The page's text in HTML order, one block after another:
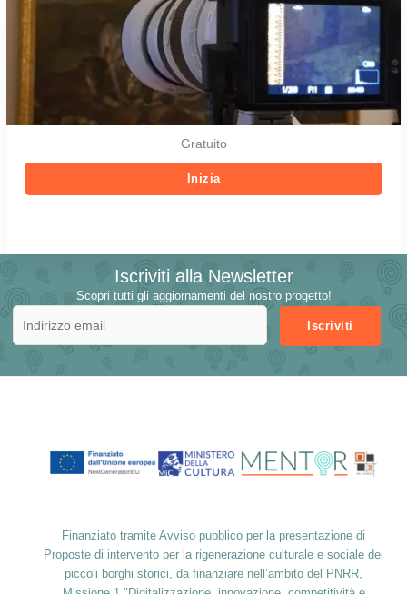
Gratuito
Inizia
Iscriviti alla Newsletter
Scopri tutti gli aggiornamenti del nostro progetto!
Finanziato tramite Avviso pubblico per la presentazione di
Proposte di intervento per la rigenerazione culturale e sociale dei
piccoli borghi storici, da finanziare nell’ambito del PNRR,